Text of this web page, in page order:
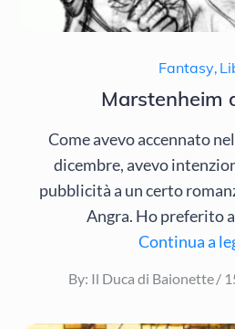
Fantasy,
Marstenheim
Come avevo accennato
dicembre, avevo
pubblicità a un certo
Angra. Ho preferito
Continua a
By: Il Duca di Baionette